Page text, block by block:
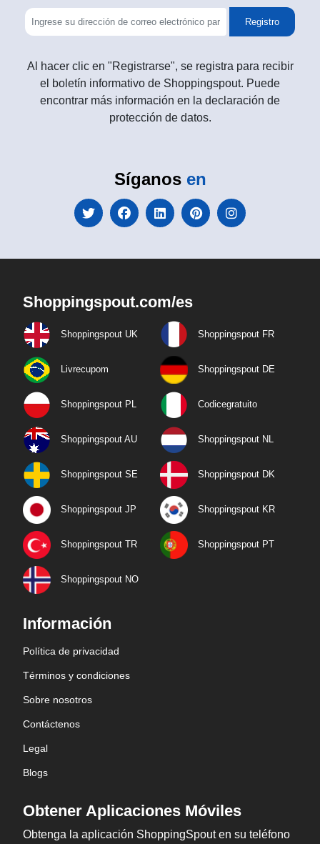
Registro
Al hacer clic en "Registrarse", se registra para recibir
el boletín informativo de Shoppingspout. Puede
encontrar más información en la declaración de
protección de datos.
Síganos en
Shoppingspout.com/es
Shoppingspout UK Shoppingspout FR
Livrecupom Shoppingspout DE
Shoppingspout PL Codicegratuito
Shoppingspout AU Shoppingspout NL
Shoppingspout SE Shoppingspout DK
Shoppingspout JP Shoppingspout KR
Shoppingspout TR Shoppingspout PT
Shoppingspout NO
Información
Política de privacidad
Términos y condiciones
Sobre nosotros
Contáctenos
Legal
Blogs
Obtener Aplicaciones Móviles
Obtenga la aplicación ShoppingSpout en su teléfono